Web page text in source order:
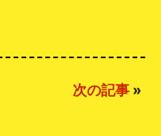
次の記事 »